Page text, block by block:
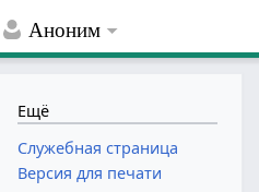
Аноним
Ещё
Служебная страница
Версия для печати